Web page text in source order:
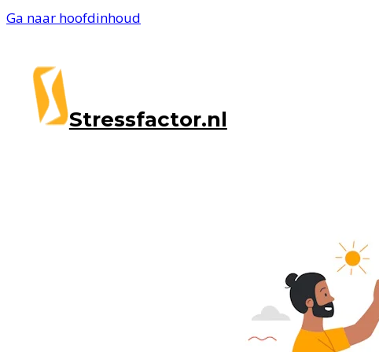
Ga naar hoofdinhoud
Stressfactor.nl